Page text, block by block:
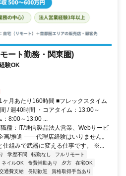
ート勤務・関東圏)
験OK
月あたり160時間 ■フレックスタイム
/ 週40時間 ・コアタイム：13:00～
：8:00～13:00 ...
種：IT/通信製品法人営業、Webサービ
画/推進 ――代理店経験はいりません。
仕組みで武器に変える仕事です。 ※...
学歴不問 転勤なし
フルリモート
ネイルOK 食費補助あり 夕方
在宅OK
通費支給 長期歓迎
資格取得手当あり